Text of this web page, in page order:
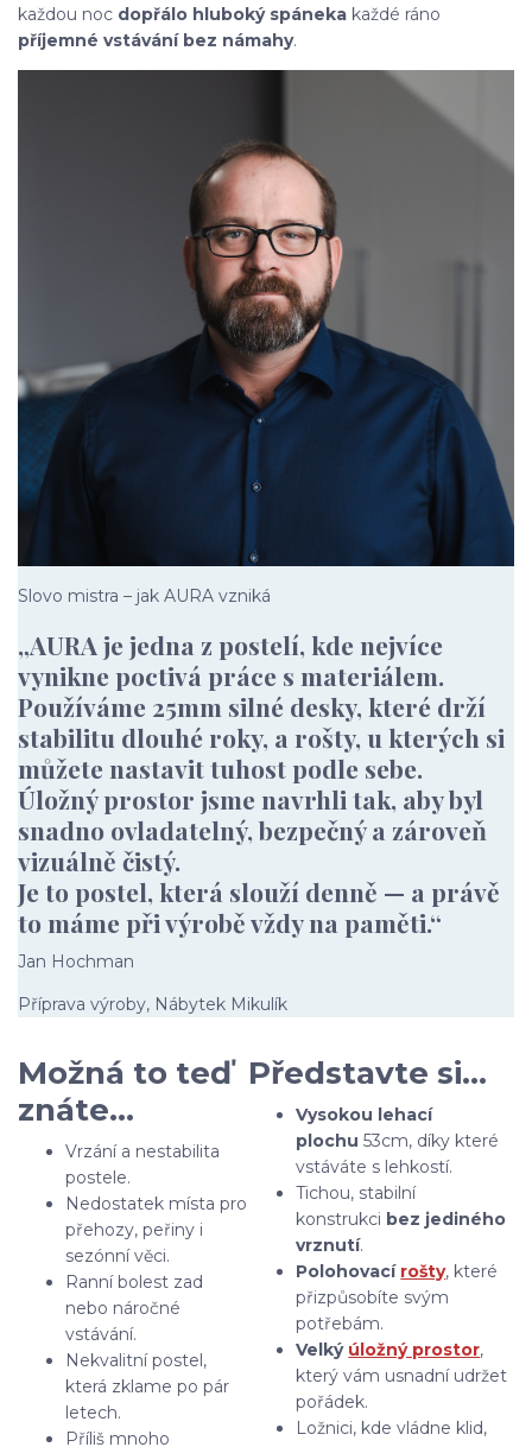
každou noc dopřálo hluboký spáneka každé ráno
příjemné vstávání bez námahy.
Slovo mistra – jak AURA vzniká
„AURA je jedna z postelí, kde nejvíce
vynikne poctivá práce s materiálem.
Používáme 25mm silné desky, které drží
stabilitu dlouhé roky, a rošty, u kterých si
můžete nastavit tuhost podle sebe.
Úložný prostor jsme navrhli tak, aby byl
snadno ovladatelný, bezpečný a zároveň
vizuálně čistý.
Je to postel, která slouží denně — a právě
to máme při výrobě vždy na paměti.“
Jan Hochman
Příprava výroby, Nábytek Mikulík
Možná to teď
znáte…
Vrzání a nestabilita
postele.
Nedostatek místa pro
přehozy, peřiny i
sezónní věci.
Ranní bolest zad
nebo náročné
vstávání.
Nekvalitní postel,
která zklame po pár
letech.
Příliš mnoho
Představte si…
Vysokou lehací
plochu 53cm, díky které
vstáváte s lehkostí.
Tichou, stabilní
konstrukci bez jediného
vrznutí.
Polohovací rošty, které
přizpůsobíte svým
potřebám.
Velký úložný prostor,
který vám usnadní udržet
pořádek.
Ložnici, kde vládne klid,